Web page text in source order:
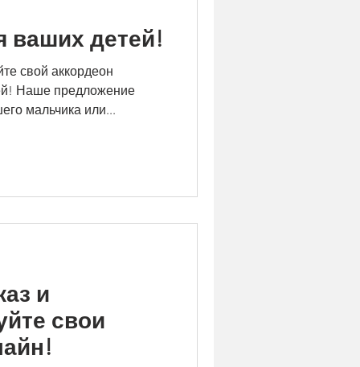
детей!
свой аккордеон
Наше предложение
мальчика или...
и
свои